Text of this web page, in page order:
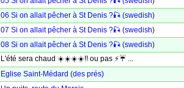
06 Si on allait pêcher à St Denis ?🎣 (swedish)
07 Si on allait pêcher à St Denis ?🎣 (swedish)
08 Si on allait pêcher à St Denis ?🎣 (swedish)
L'été sera chaud ☀️☀️☀️☀️!! ou pas ⚡☔ ...
Eglise Saint-Médard (des prés)